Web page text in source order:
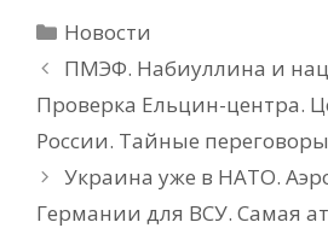
Рубрики
Новости
ПМЭФ. Набиуллина и
Проверка Ельцин-центра.
России. Тайные
Украина уже в НАТО.
Германии для ВСУ. Самая